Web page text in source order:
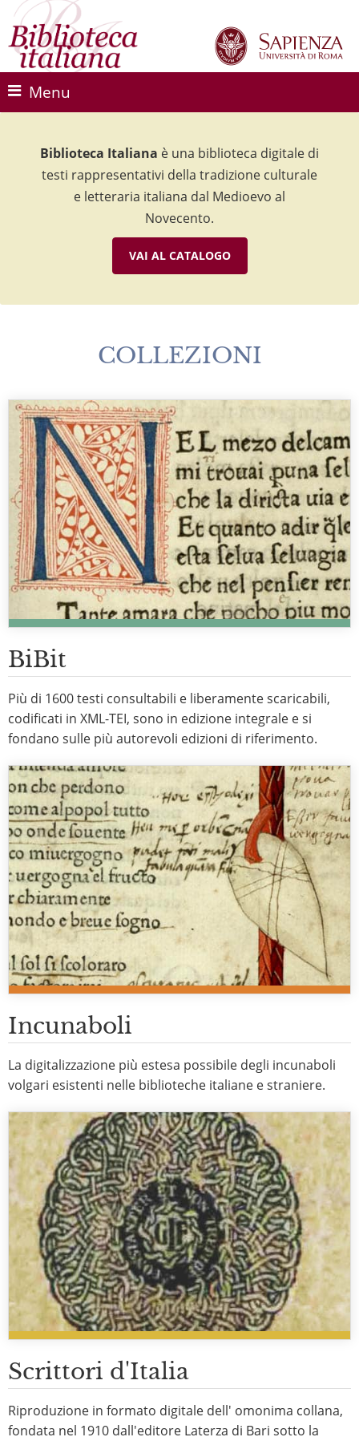
Menu
Biblioteca Italiana è una biblioteca digitale di
testi rappresentativi della tradizione culturale
e letteraria italiana dal Medioevo al
Novecento.
VAI AL CATALOGO
Biblioteca Italiana è una biblioteca digitale di
testi rappresentativi della tradizione culturale
e letteraria italiana dal Medioevo al
Novecento.
VAI AL CATALOGO
Biblioteca Italiana è una biblioteca digitale di
testi rappresentativi della tradizione culturale
e letteraria italiana dal Medioevo al
Novecento.
VAI AL CATALOGO
COLLEZIONI
BiBit
Più di 1600 testi consultabili e liberamente scaricabili,
codificati in XML-TEI, sono in edizione integrale e si
fondano sulle più autorevoli edizioni di riferimento.
Incunaboli
La digitalizzazione più estesa possibile degli incunaboli
volgari esistenti nelle biblioteche italiane e straniere.
Scrittori d'Italia
Riproduzione in formato digitale dell' omonima collana,
fondata nel 1910 dall'editore Laterza di Bari sotto la